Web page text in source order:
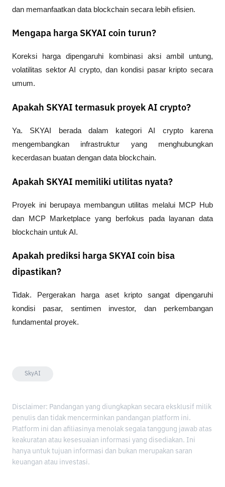
dan memanfaatkan data blockchain secara lebih efisien.
Mengapa harga SKYAI coin turun?
Koreksi harga dipengaruhi kombinasi aksi ambil untung,
volatilitas sektor AI crypto, dan kondisi pasar kripto secara
umum.
Apakah SKYAI termasuk proyek AI crypto?
Ya. SKYAI berada dalam kategori AI crypto karena
mengembangkan infrastruktur yang menghubungkan
kecerdasan buatan dengan data blockchain.
Apakah SKYAI memiliki utilitas nyata?
Proyek ini berupaya membangun utilitas melalui MCP Hub
dan MCP Marketplace yang berfokus pada layanan data
blockchain untuk AI.
Apakah prediksi harga SKYAI coin bisa
dipastikan?
Tidak. Pergerakan harga aset kripto sangat dipengaruhi
kondisi pasar, sentimen investor, dan perkembangan
fundamental proyek.
SkyAI
Disclaimer: Pandangan yang diungkapkan secara eksklusif milik
penulis dan tidak mencerminkan pandangan platform ini.
Platform ini dan afiliasinya menolak segala tanggung jawab atas
keakuratan atau kesesuaian informasi yang disediakan. Ini
hanya untuk tujuan informasi dan bukan merupakan saran
keuangan atau investasi.